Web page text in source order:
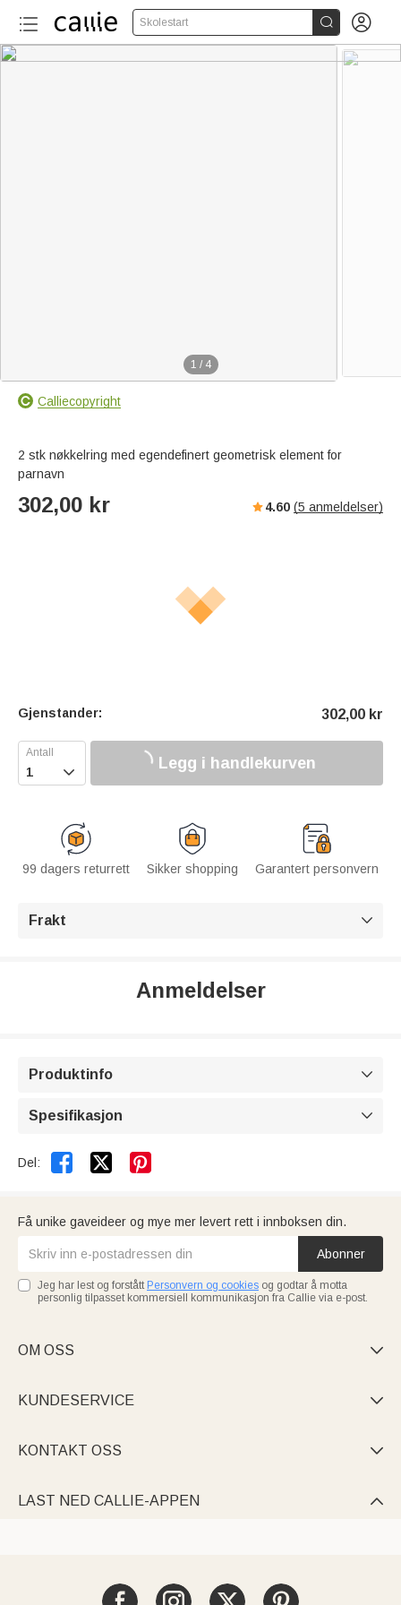
Skolestart  
1 / 4
Calliecopyright
2 stk nøkkelring med egendefinert geometrisk element for
parnavn
302,00 kr 4.60 (5 anmeldelser)
Gjenstander: 302,00 kr
 Legg i handlekurven
99 dagers returrett Sikker shopping Garantert personvern
Frakt 
Anmeldelser
Produktinfo 
Spesifikasjon 
Del:  
Få unike gaveideer og mye mer levert rett i innboksen din.
Abonner
Jeg har lest og forstått Personvern og cookies og godtar å motta
personlig tilpasset kommersiell kommunikasjon fra Callie via e-post.
OM OSS 
KUNDESERVICE 
KONTAKT OSS 
LAST NED CALLIE-APPEN 